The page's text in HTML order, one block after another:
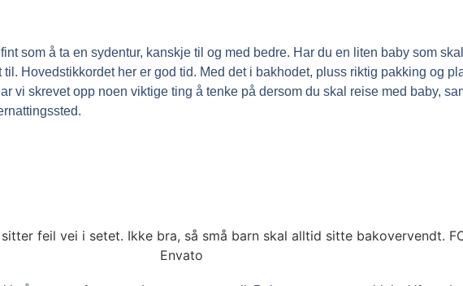
som å ta en sydentur, kanskje til og med bedre. Har du en liten baby som
Hovedstikkordet her er god tid. Med det i bakhodet, pluss riktig pakking og
vi skrevet opp noen viktige ting å tenke på dersom du skal reise med baby,